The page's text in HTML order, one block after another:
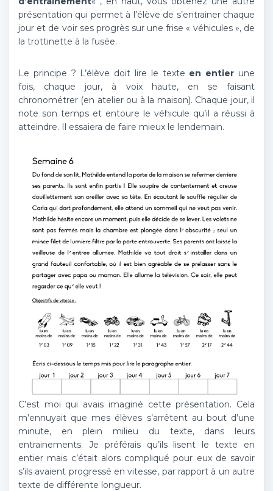
présentation qui permet à l’élève de s’entrainer chaque
jour et de voir ses progrès sur une frise « véhicules », de
la trottinette à la fusée.
Le principe ? L’élève doit lire le texte en entier une
fois, chaque jour, à voix haute, en se faisant
chronométrer (en atelier ou à la maison). Chaque jour, il
note son temps et entoure le véhicule qu’il a réussi à
atteindre. Il essaiera de faire mieux le lendemain.
C’est moi qui avais imaginé cette présentation. Cela
m’ennuyait que mes élèves s’arrêtent au bout d’une
minute, en plein milieu du texte, dans leurs
entrainements. Je préférais qu’ils lisent le texte en
entier mais c’était alors compliqué pour eux de savoir
s’ils avaient progressé en vitesse, par rapport à un autre
texte de différente longueur.